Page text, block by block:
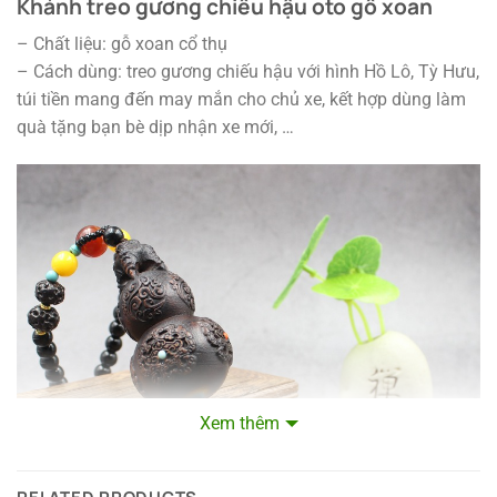
Khánh treo gương chiếu hậu oto gỗ xoan
– Chất liệu: gỗ xoan cổ thụ
– Cách dùng: treo gương chiếu hậu với hình Hồ Lô, Tỳ Hưu,
túi tiền mang đến may mắn cho chủ xe, kết hợp dùng làm
quà tặng bạn bè dịp nhận xe mới, …
Xem thêm